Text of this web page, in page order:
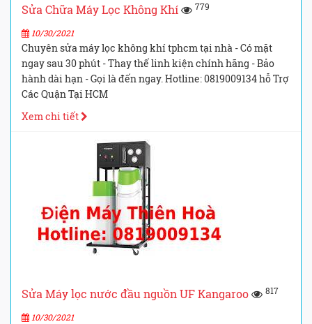
Sửa Chữa Máy Lọc Không Khí 779
10/30/2021
Chuyên sửa máy lọc không khí tphcm tại nhà - Có mặt
ngay sau 30 phút - Thay thế linh kiện chính hãng - Bảo
hành dài hạn - Gọi là đến ngay. Hotline: 0819009134 hỗ Trợ
Các Quận Tại HCM
Xem chi tiết
Sửa Máy lọc nước đầu nguồn UF Kangaroo 817
10/30/2021